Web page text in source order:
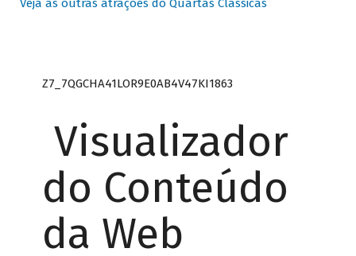
Veja as outras atrações do Quartas Clássicas
Z7_7QGCHA41LOR9E0AB4V47KI1863
Visualizador
do Conteúdo
da Web